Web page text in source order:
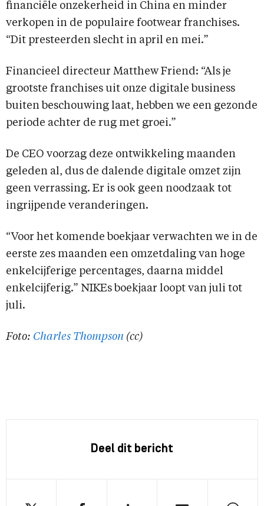
financiële onzekerheid in China en minder
verkopen in de populaire footwear franchises.
“Dit presteerden slecht in april en mei.”
Financieel directeur Matthew Friend: “Als je
grootste franchises uit onze digitale business
buiten beschouwing laat, hebben we een gezonde
periode achter de rug met groei.”
De CEO voorzag deze ontwikkeling maanden
geleden al, dus de dalende digitale omzet zijn
geen verrassing. Er is ook geen noodzaak tot
ingrijpende veranderingen.
“Voor het komende boekjaar verwachten we in de
eerste zes maanden een omzetdaling van hoge
enkelcijferige percentages, daarna middel
enkelcijferig.” NIKEs boekjaar loopt van juli tot
juli.
Foto: Charles Thompson (cc)
Deel dit bericht